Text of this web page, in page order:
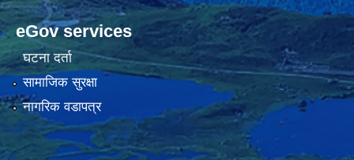
eGov services
घटना दर्ता
सामाजिक सुरक्षा
नागरिक वडापत्र